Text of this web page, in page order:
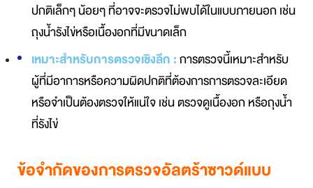
ปกติเล็กๆ น้อยๆ ที่อาจจะตรวจไม่พบได้ในแบบภายนอก เช่น
ถุงน้ำรังไข่หรือเนื้องอกที่มีขนาดเล็ก
เหมาะสำหรับการตรวจเชิงลึก :การตรวจนี้เหมาะสำหรับ
ผู้ที่มีอาการหรือความผิดปกติที่ต้องการการตรวจละเอียด
หรือจำเป็นต้องตรวจให้แน่ใจ เช่น ตรวจดูเนื้องอก หรือถุงน้ำ
ที่รังไข่
ข้อจำกัดของการตรวจอัลตร้าซาวด์แบบ